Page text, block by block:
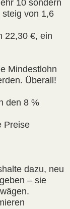
10 sondern
von 1,6
22,30 €, ein
Mindestlohn
Überall!
den 8 %
Preise
dazu, neu
– sie